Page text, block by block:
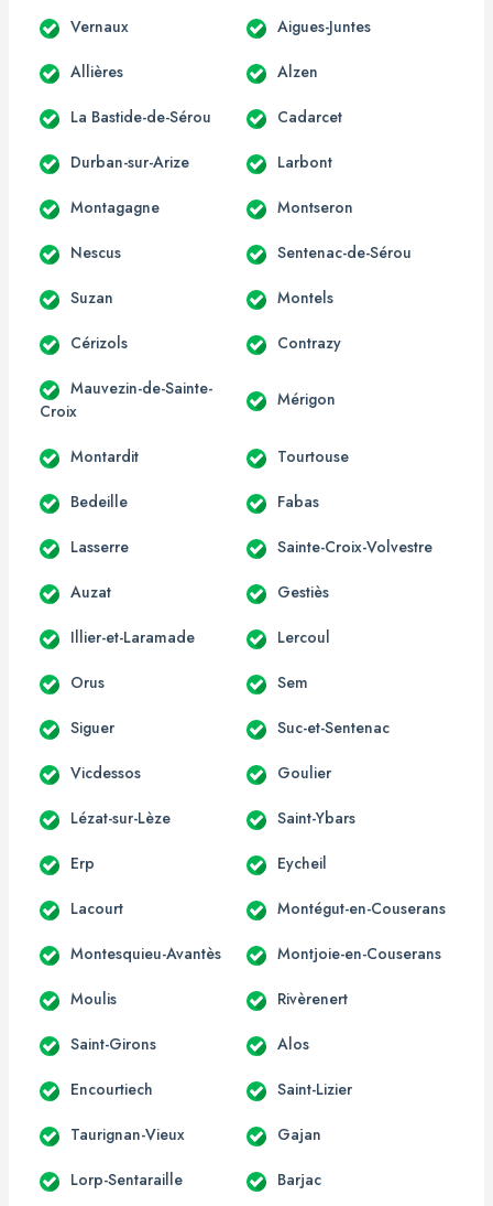
Vernaux Aigues-Juntes
Allières Alzen
La Bastide-de-Sérou Cadarcet
Durban-sur-Arize Larbont
Montagagne Montseron
Nescus Sentenac-de-Sérou
Suzan Montels
Cérizols Contrazy
Mauvezin-de-Sainte-
Croix
Mérigon
Montardit Tourtouse
Bedeille Fabas
Lasserre Sainte-Croix-Volvestre
Auzat Gestiès
Illier-et-Laramade Lercoul
Orus Sem
Siguer Suc-et-Sentenac
Vicdessos Goulier
Lézat-sur-Lèze Saint-Ybars
Erp Eycheil
Lacourt Montégut-en-Couserans
Montesquieu-Avantès Montjoie-en-Couserans
Moulis Rivèrenert
Saint-Girons Alos
Encourtiech Saint-Lizier
Taurignan-Vieux Gajan
Lorp-Sentaraille Barjac